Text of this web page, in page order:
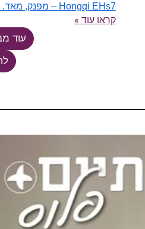
Hongqi EHs7 – מפנק, מאד. מרווח, מאד.
קראו עוד »
עוד